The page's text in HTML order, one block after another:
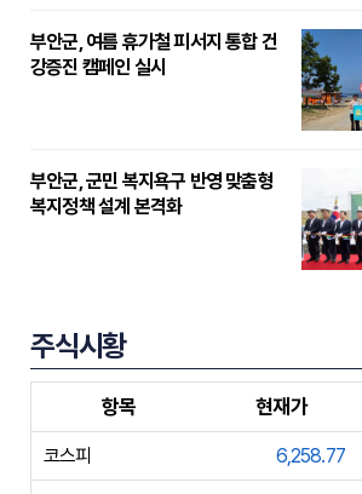
부안군, 여름 휴가철 피서지 통합 건
강증진 캠페인 실시
부안군, 군민 복지욕구 반영 맞춤형
복지정책 설계 본격화
주식시황
항목 현재가
코스피 6,258.77